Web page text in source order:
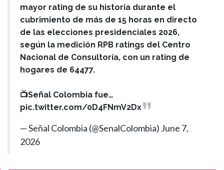
mayor rating de su historia durante el
cubrimiento de más de 15 horas en directo
de las elecciones presidenciales 2026,
según la medición RPB ratings del Centro
Nacional de Consultoría, con un rating de
hogares de 64477.
📺Señal Colombia fue…
pic.twitter.com/0D4FNmV2Dx
— Señal Colombia (@SenalColombia) June 7,
2026